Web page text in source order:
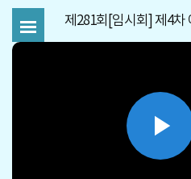
제281회[임시회] 제4차